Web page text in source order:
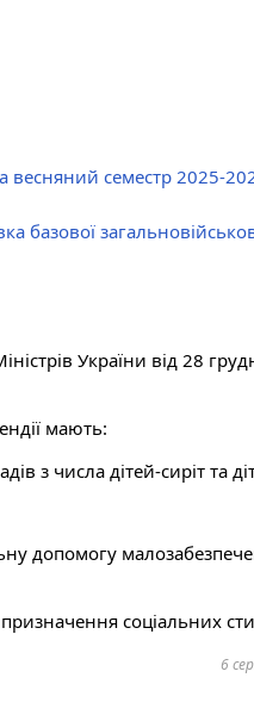
весняний семестр 2025-
базової
України від 28
мають:
з числа дітей-сиріт та
допомогу
соціальних
6